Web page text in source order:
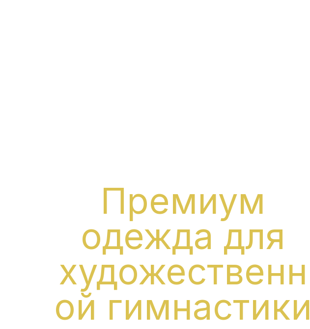
Премиум
одежда для
художественн
ой гимнастики